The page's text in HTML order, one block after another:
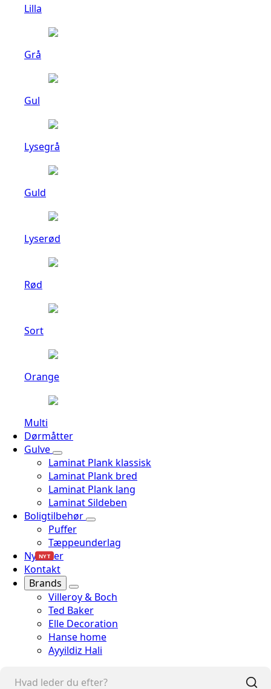
Lilla
Grå
Gul
Lysegrå
Guld
Lyserød
Rød
Sort
Orange
Multi
Dørmåtter
Gulve
Laminat Plank klassisk
Laminat Plank bred
Laminat Plank lang
Laminat Sildeben
Boligtilbehør
Puffer
Tæppeunderlag
Nyheder
NYT
Kontakt
Brands
Villeroy & Boch
Ted Baker
Elle Decoration
Hanse home
Ayyildiz Hali